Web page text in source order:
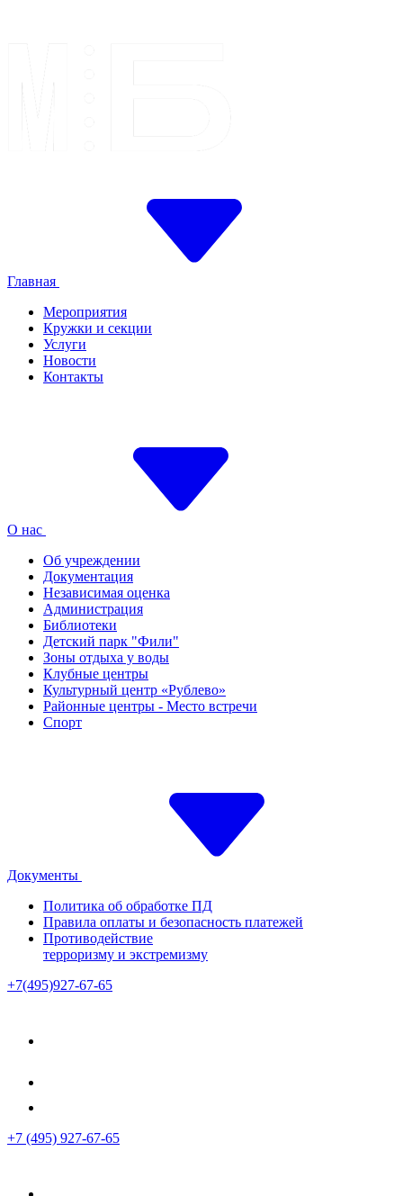
Главная
Мероприятия
Кружки и секции
Услуги
Новости
Контакты
О нас
Об учреждении
Документация
Независимая оценка
Администрация
Библиотеки
Детский парк "Фили"
Зоны отдыха у воды
Клубные центры
Культурный центр «Рублево»
Районные центры - Место встречи
Спорт
Документы
Политика об обработке ПД
Правила оплаты и безопасность платежей
Противодействие
терроризму и экстремизму
+7(495)927-67-65
+7 (495) 927-67-65